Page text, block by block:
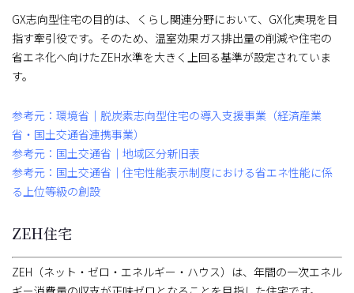
GX志向型住宅の目的は、くらし関連分野において、GX化実現を目
指す牽引役です。そのため、温室効果ガス排出量の削減や住宅の
省エネ化へ向けたZEH水準を大きく上回る基準が設定されていま
す。
参考元：環境省｜脱炭素志向型住宅の導入支援事業（経済産業
省・国土交通省連携事業）
参考元：国土交通省｜地域区分新旧表
参考元：国土交通省｜住宅性能表示制度における省エネ性能に係
る上位等級の創設
ZEH住宅
ZEH（ネット・ゼロ・エネルギー・ハウス）は、年間の一次エネル